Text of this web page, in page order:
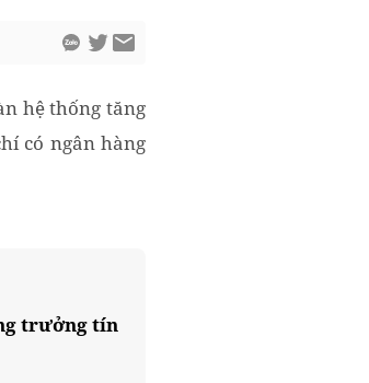
hệ thống tăng
có ngân hàng
trưởng tín